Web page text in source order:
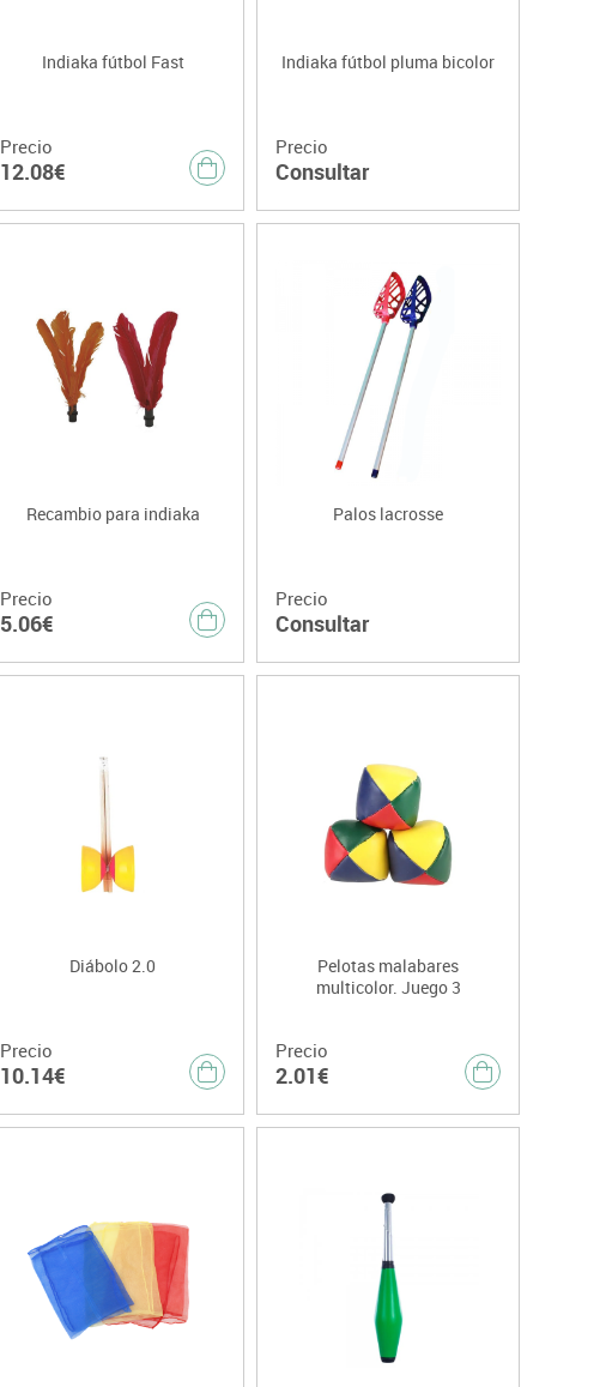
Indiaka fútbol Fast
Precio
12.08€
Indiaka fútbol pluma bicolor
Precio
Consultar
Recambio para indiaka
Precio
5.06€
Palos lacrosse
Precio
Consultar
Diábolo 2.0
Precio
10.14€
Pelotas malabares
multicolor. Juego 3
Precio
2.01€